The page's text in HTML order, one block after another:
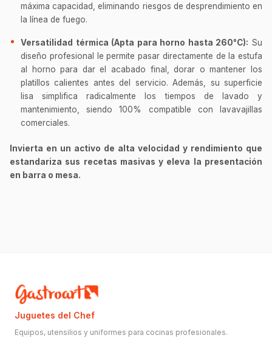
máxima capacidad, eliminando riesgos de desprendimiento en
la línea de fuego.
Versatilidad térmica (Apta para horno hasta 260°C): Su
diseño profesional le permite pasar directamente de la estufa
al horno para dar el acabado final, dorar o mantener los
platillos calientes antes del servicio. Además, su superficie
lisa simplifica radicalmente los tiempos de lavado y
mantenimiento, siendo 100% compatible con lavavajillas
comerciales.
Invierta en un activo de alta velocidad y rendimiento que
estandariza sus recetas masivas y eleva la presentación
en barra o mesa.
Juguetes del Chef
Equipos, utensilios y uniformes para cocinas profesionales.